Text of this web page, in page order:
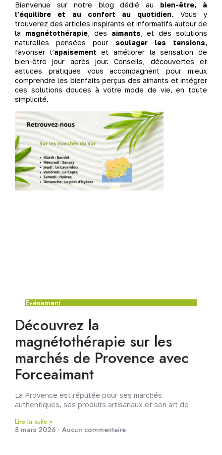
Bienvenue sur notre blog dédié au bien-être, à
l’équilibre et au confort au quotidien. Vous y
trouverez des articles inspirants et informatifs autour de
la magnétothérapie, des aimants, et des solutions
naturelles pensées pour soulager les tensions,
favoriser l’apaisement et améliorer la sensation de
bien-être jour après jour. Conseils, découvertes et
astuces pratiques vous accompagnent pour mieux
comprendre les bienfaits perçus des aimants et intégrer
ces solutions douces à votre mode de vie, en toute
simplicité.
Événement
Découvrez la
magnétothérapie sur les
marchés de Provence avec
Forceaimant
La Provence est réputée pour ses marchés
authentiques, ses produits artisanaux et son art de
Lire la suite »
8 mars 2026 Aucun commentaire